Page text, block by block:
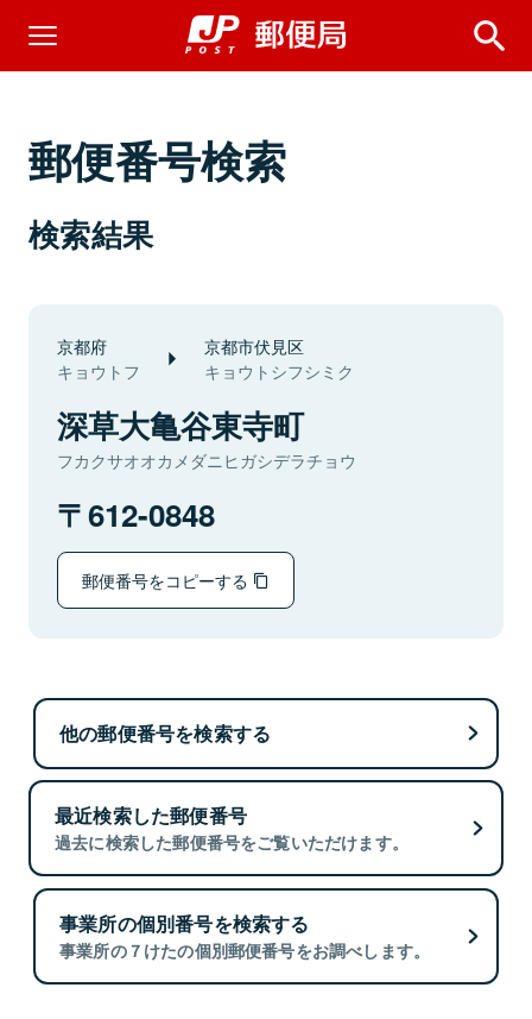
郵便番号検索
検索結果
京都府
キョウトフ
京都市伏見区
キョウトシフシミク
深草大亀谷東寺町
フカクサオオカメダニヒガシデラチョウ
612-0848
郵便番号をコピーする
他の郵便番号を検索する
最近検索した郵便番号
過去に検索した郵便番号をご覧いただけます。
事業所の個別番号を検索する
事業所の７けたの個別郵便番号をお調べします。